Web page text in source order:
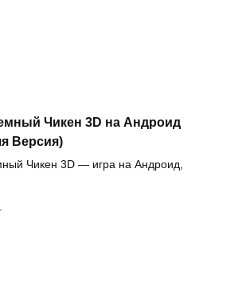
Чикен 3D на Андроид
Версия)
Чикен 3D — игра на Андроид,